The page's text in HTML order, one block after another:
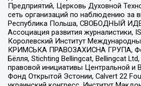
Предприятий, Церковь Духовной
сеть организаций по наблюдению за
Республика Польша, СВОБОДНЫЙ
Ассоциация развития журналистики,
Королевский Институт
КРИМСЬКА ПРАВОЗАХИСНА ГРУПА,
Бёлля, Stichting Bellingcat, Bellingcat
правовой инициативы Центральной и
Фонд Открытой Эстонии, Calvert 22